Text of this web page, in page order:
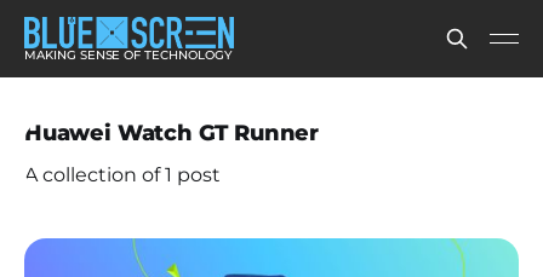
MAKING SENSE OF TECHNOLOGY
Huawei Watch GT Runner
A collection of 1 post